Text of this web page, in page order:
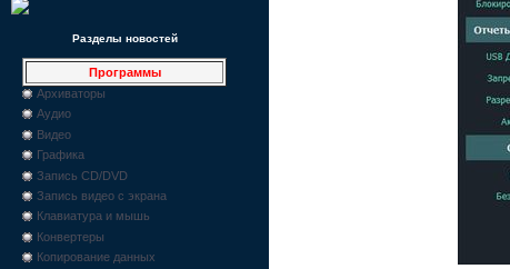
Разделы новостей
Программы
Архиваторы
Аудио
Видео
Графика
Запись CD/DVD
Запись видео с экрана
Клавиатура и мышь
Конвертеры
Копирование данных